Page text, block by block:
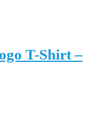
T-Shirt –